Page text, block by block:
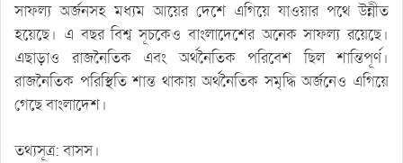
সাফল্য অর্জনসহ মধ্যম আয়ের দেশে এগিয়ে যাওয়ার পথে উন্নীত
হয়েছে। এ বছর বিশ্ব সূচকেও বাংলাদেশের অনেক সাফল্য রয়েছে।
এছাড়াও রাজনৈতিক এবং অর্থনৈতিক পরিবেশ ছিল শান্তিপূর্ণ।
রাজনৈতিক পরিস্থিতি শান্ত থাকায় অর্থনৈতিক সমৃদ্ধি অর্জনেও এগিয়ে
গেছে বাংলাদেশ।
তথ্যসূত্র: বাসস।